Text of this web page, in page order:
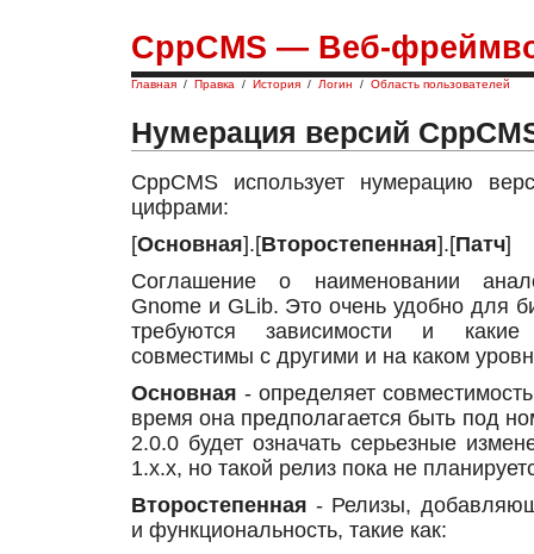
CppCMS — Веб-
Главная / Правка / История / Логин / Область пользователей
Нумерация версий
CppCMS использует нумерацию
цифрами:
[Основная].[Второстепенная].[Патч]
Соглашение о наименовании
Gnome и GLib. Это очень удобно для
требуются зависимости и какие
совместимы с другими и на каком
Основная - определяет
время она предполагается быть под
2.0.0 будет означать серьезные
1.x.x, но такой релиз пока не
Второстепенная - Релизы,
и функциональность, такие как: